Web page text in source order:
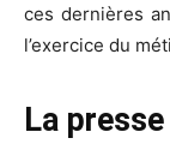
ces dernières
l’exercice du
La